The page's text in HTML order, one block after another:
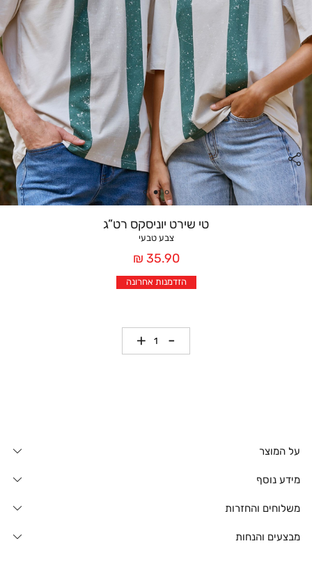
טי שירט יוניסקס רט”ג
צבע טבעי
מחיר
אחרי
הנחה
35.90 ₪
הזדמנות אחרונה
כמות
על המוצר
מידע נוסף
משלוחים והחזרות
מבצעים והנחות